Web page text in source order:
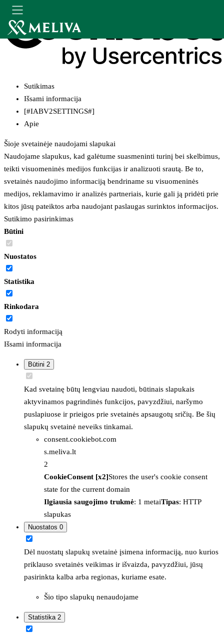
Sutikimas
Išsami informacija
[#IABV2SETTINGS#]
Apie
Šioje svetainėje naudojami slapukai
Naudojame slapukus, kad galėtume suasmeninti turinį bei skelbimus,
teikti visuomeninės medijos funkcijas ir analizuoti srautą. Be to,
svetainės naudojimo informaciją bendriname su visuomeninės
medijos, reklamavimo ir analizės partneriais, kurie gali ją pridėti prie
kitos jūsų pateiktos arba naudojant paslaugas surinktos informacijos.
Sutikimo pasirinkimas
Būtini
Nuostatos
Statistika
Rinkodara
Rodyti informaciją
Išsami informacija
Būtini 2
Kad svetainę būtų lengviau naudoti, būtinais slapukais
aktyvinamos pagrindinės funkcijos, pavyzdžiui, naršymo
puslapiuose ir prieigos prie svetainės apsaugotų sričių. Be šių
slapukų svetainė neveiks tinkamai.
consent.cookiebot.com
s.meliva.lt
2
CookieConsent [x2]Stores the user's cookie consent
state for the current domain
Ilgiausia saugojimo trukmė: 1 metaiTipas: HTTP
slapukas
Nuostatos 0
Dėl nuostatų slapukų svetainė įsimena informaciją, nuo kurios
priklauso svetainės veikimas ir išvaizda, pavyzdžiui, jūsų
pasirinkta kalba arba regionas, kuriame esate.
Šio tipo slapukų nenaudojame
Statistika 2